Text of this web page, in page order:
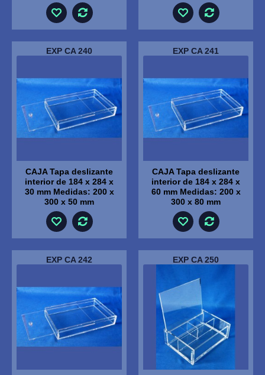
EXP CA 240
CAJA Tapa deslizante
interior de 184 x 284 x
30 mm Medidas: 200 x
300 x 50 mm
EXP CA 241
CAJA Tapa deslizante
interior de 184 x 284 x
60 mm Medidas: 200 x
300 x 80 mm
EXP CA 242 EXP CA 250